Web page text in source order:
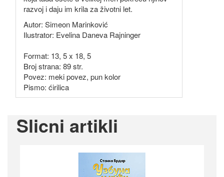
razvoj i daju im krila za životni let.
Autor: Simeon Marinković
Ilustrator: Evelina Daneva Rajninger
Format: 13, 5 x 18, 5
Broj strana: 89 str.
Povez: meki povez, pun kolor
Pismo: ćirilica
Slicni artikli